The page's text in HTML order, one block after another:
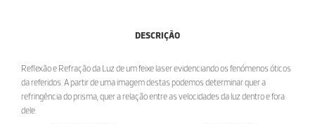
DESCRIÇÃO
Reflexão e Refração da Luz de um feixe laser evidenciando os fenómenos óticos
da referidos. A partir de uma imagem destas podemos determinar quer a
refringência do prisma, quer a relação entre as velocidades da luz dentro e fora
dele.